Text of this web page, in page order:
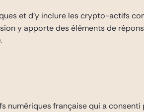
et d’y inclure les crypto-actifs
y apporte des éléments de
.
numériques française qui a